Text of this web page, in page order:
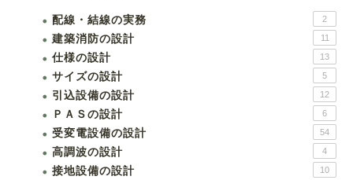
配線・結線の実務 2
建築消防の設計 11
仕様の設計 13
サイズの設計 5
引込設備の設計 12
ＰＡＳの設計 6
受変電設備の設計 54
高調波の設計 4
接地設備の設計 10